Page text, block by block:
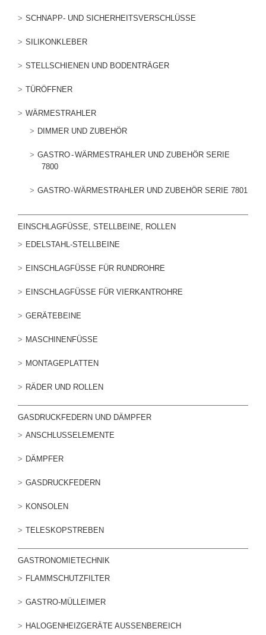
SCHNAPP- UND SICHERHEITSVERSCHLÜSSE
SILIKONKLEBER
STELLSCHIENEN UND BODENTRÄGER
TÜRÖFFNER
WÄRMESTRAHLER
DIMMER UND ZUBEHÖR
GASTRO - WÄRMESTRAHLER UND ZUBEHÖR SERIE
7800
GASTRO - WÄRMESTRAHLER UND ZUBEHÖR SERIE 7801
EINSCHLAGFÜSSE, STELLBEINE, ROLLEN
EDELSTAHL-STELLBEINE
EINSCHLAGFÜSSE FÜR RUNDROHRE
EINSCHLAGFÜSSE FÜR VIERKANTROHRE
GERÄTEBEINE
MASCHINENFÜSSE
MONTAGEPLATTEN
RÄDER UND ROLLEN
GASDRUCKFEDERN UND DÄMPFER
ANSCHLUSSELEMENTE
DÄMPFER
GASDRUCKFEDERN
KONSOLEN
TELESKOPSTREBEN
GASTRONOMIETECHNIK
FLAMMSCHUTZFILTER
GASTRO-MÜLLEIMER
HALOGENHEIZGERÄTE AUSSENBEREICH